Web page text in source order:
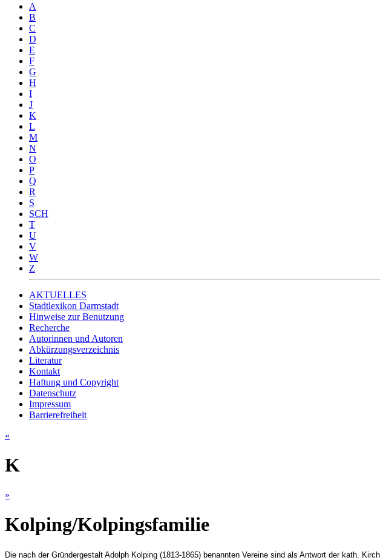
A
B
C
D
E
F
G
H
I
J
K
L
M
N
O
P
Q
R
S
SCH
T
U
V
W
Z
AKTUELLES
Stadtlexikon Darmstadt
Hinweise zur Benutzung
Recherche
Autorinnen und Autoren
Abkürzungsverzeichnis
Literatur
Kontakt
Haftung und Copyright
Datenschutz
Impressum
Barrierefreiheit
«
K
»
Kolping/Kolpingsfamilie
Die nach der Gründergestalt Adolph Kolping (1813-1865) benannten Vereine sind als Antwort der kath.